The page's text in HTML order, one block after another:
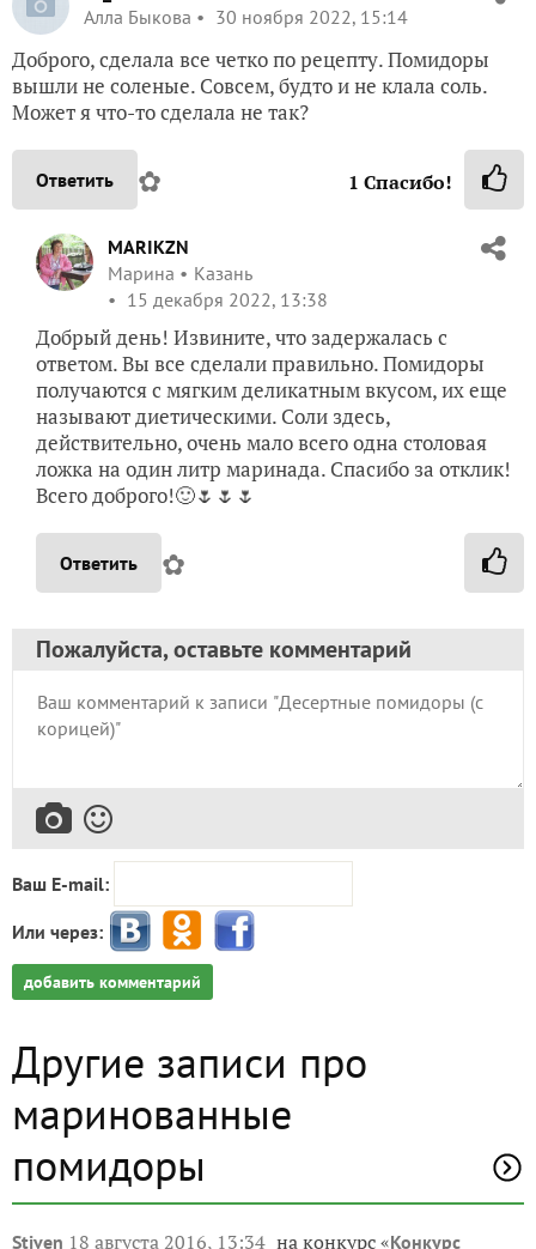
Алла Быкова
30 ноября 2022, 15:14
Доброго, сделала все четко по рецепту. Помидоры
Может я что-то сделала не так?
Ответить ✿
MARIKZN
Марина
15 декабря 2022, 13:38
Добрый день! Извините, что задержалась с
ответом. Вы все сделали правильно. Помидоры
получаются с мягким деликатным вкусом, их еще
называют диетическими. Соли здесь,
действительно, очень мало всего одна столовая
Всего доброго!🙂🌷🌷🌷
Пожалуйста, оставьте комментарий
Ваш E-mail:
Или через:
Другие записи про
маринованные
помидоры